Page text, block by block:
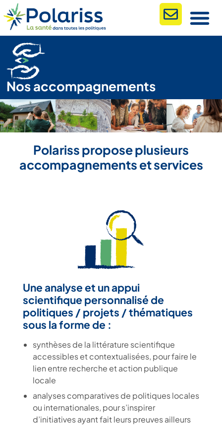
Nos accompagnements
Polariss propose plusieurs
accompagnements et services
Une analyse et un appui
scientifique personnalisé de
politiques / projets / thématiques
sous la forme de :
synthèses de la littérature scientifique
accessibles et contextualisées, pour faire le
lien entre recherche et action publique
locale
analyses comparatives de politiques locales
ou internationales, pour s’inspirer
d’initiatives ayant fait leurs preuves ailleurs